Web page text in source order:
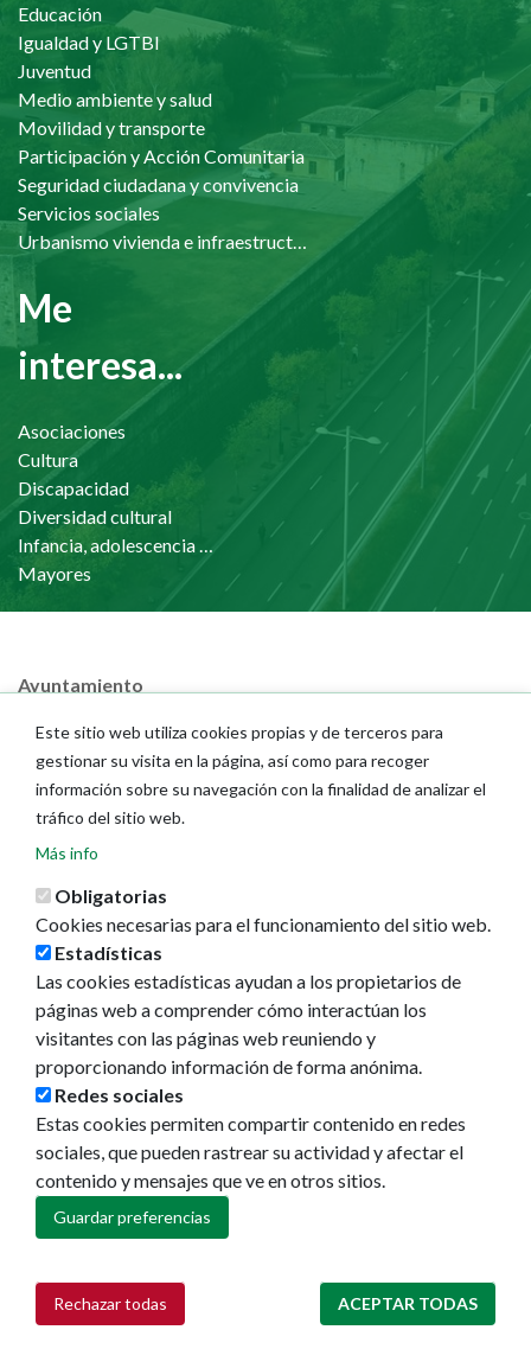
Educación
Igualdad y LGTBI
Juventud
Medio ambiente y salud
Movilidad y transporte
Participación y Acción Comunitaria
Seguridad ciudadana y convivencia
Servicios sociales
Urbanismo vivienda e infraestructuras
Me
interesa...
Asociaciones
Cultura
Discapacidad
Diversidad cultural
Infancia, adolescencia y familia
Mayores
Ayuntamiento
Áreas municipales
Memorias municipales
Presupuestos
Portal del Empleado
La ciudad
Callejero
GeoPamplona
Direcciones de interés
Turismo
Descubre Pamplona
Planifica tu viaje
Actualidad
Noticias
Eventos
Redes sociales
Este sitio web utiliza cookies propias y de terceros para
gestionar su visita en la página, así como para recoger
información sobre su navegación con la finalidad de analizar el
tráfico del sitio web.
Más info
Obligatorias
Cookies necesarias para el funcionamiento del sitio web.
Estadísticas
Las cookies estadísticas ayudan a los propietarios de
páginas web a comprender cómo interactúan los
visitantes con las páginas web reuniendo y
proporcionando información de forma anónima.
Redes sociales
Estas cookies permiten compartir contenido en redes
sociales, que pueden rastrear su actividad y afectar el
contenido y mensajes que ve en otros sitios.
Guardar preferencias
Rechazar todas ACEPTAR TODAS
Retirar consentimiento